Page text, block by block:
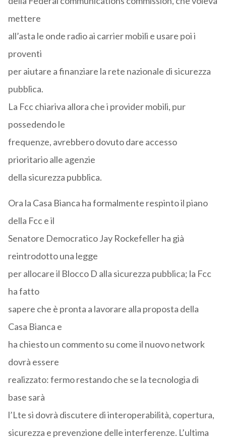
mettere
all’asta le onde radio ai carrier mobili e usare poi i
proventi
per aiutare a finanziare la rete nazionale di sicurezza
pubblica.
La Fcc chiariva allora che i provider mobili, pur
possedendo le
frequenze, avrebbero dovuto dare accesso
prioritario alle agenzie
della sicurezza pubblica.
Ora la Casa Bianca ha formalmente respinto il piano
della Fcc e il
Senatore Democratico Jay Rockefeller ha già
reintrodotto una legge
per allocare il Blocco D alla sicurezza pubblica; la Fcc
ha fatto
sapere che è pronta a lavorare alla proposta della
Casa Bianca e
ha chiesto un commento su come il nuovo network
dovrà essere
realizzato: fermo restando che se la tecnologia di
base sarà
l’Lte si dovrà discutere di interoperabilità, copertura,
sicurezza e prevenzione delle interferenze. L’ultima